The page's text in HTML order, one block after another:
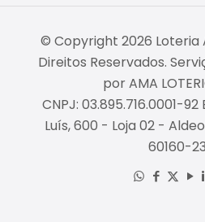
© Copyright 2026 Loteria
Direitos Reservados.
por AMA
CNPJ: 03.895.716.0001-
Luís, 600 - Loja 02 -
60160-